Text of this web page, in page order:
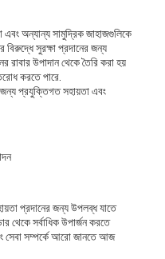
অন্যান্য সামুদ্রিক জাহাজগুলিকে
বিরুদ্ধে সুরক্ষা প্রদানের জন্য
রাবার উপাদান থেকে তৈরি করা হয়
করতে পারে.
জন্য প্রযুক্তিগত সহায়তা এবং
প্রদানের জন্য উপলব্ধ যাতে
থেকে সর্বাধিক উপার্জন করতে
সেবা সম্পর্কে আরো জানতে আজ